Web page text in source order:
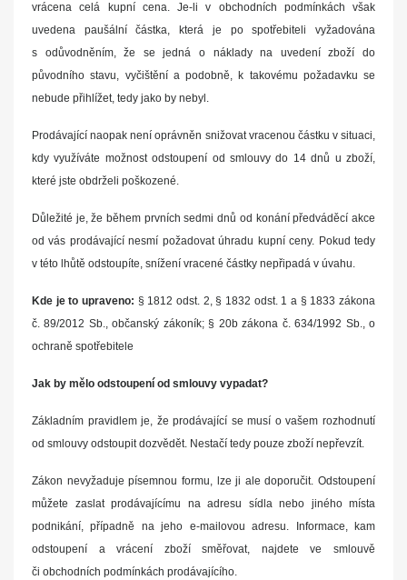
vrácena celá kupní cena. Je-li v obchodních podmínkách však
uvedena paušální částka, která je po spotřebiteli vyžadována
s odůvodněním, že se jedná o náklady na uvedení zboží do
původního stavu, vyčištění a podobně, k takovému požadavku se
nebude přihlížet, tedy jako by nebyl.
Prodávající naopak není oprávněn snižovat vracenou částku v situaci,
kdy využíváte možnost odstoupení od smlouvy do 14 dnů u zboží,
které jste obdrželi poškozené.
Důležité je, že během prvních sedmi dnů od konání předváděcí akce
od vás prodávající nesmí požadovat úhradu kupní ceny. Pokud tedy
v této lhůtě odstoupíte, snížení vracené částky nepřipadá v úvahu.
Kde je to upraveno: § 1812 odst. 2, § 1832 odst. 1 a § 1833 zákona
č. 89/2012 Sb., občanský zákoník; § 20b zákona č. 634/1992 Sb., o
ochraně spotřebitele
Jak by mělo odstoupení od smlouvy vypadat?
Základním pravidlem je, že prodávající se musí o vašem rozhodnutí
od smlouvy odstoupit dozvědět. Nestačí tedy pouze zboží nepřevzít.
Zákon nevyžaduje písemnou formu, lze ji ale doporučit. Odstoupení
můžete zaslat prodávajícímu na adresu sídla nebo jiného místa
podnikání, případně na jeho e-mailovou adresu. Informace, kam
odstoupení a vrácení zboží směřovat, najdete ve smlouvě
či obchodních podmínkách prodávajícího.